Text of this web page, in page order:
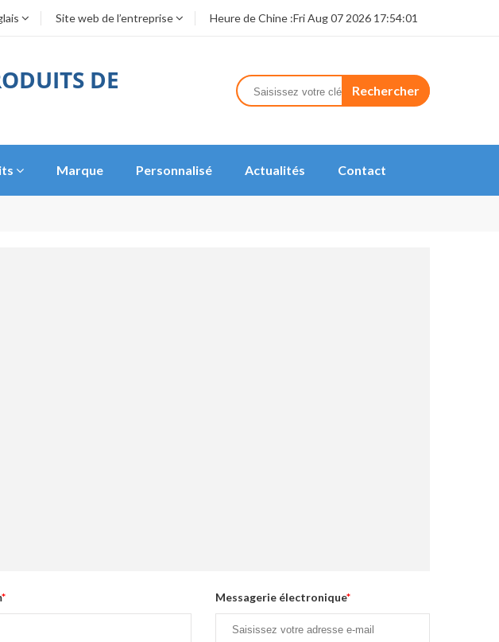
Site web de l’entreprise Heure de Chine :Fri Aug 07 2026 17:54:01
DE Rechercher
Marque Personnalisé Actualités Contact
* Messagerie électronique*